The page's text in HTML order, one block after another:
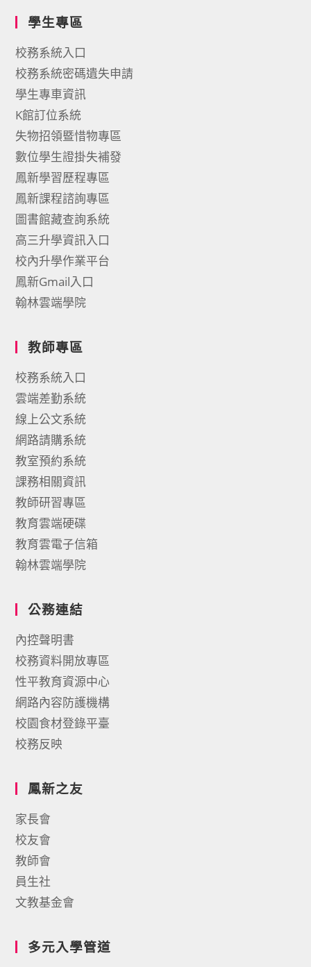
學生專區
校務系統入口
校務系統密碼遺失申請
學生專車資訊
K館訂位系統
失物招領暨惜物專區
數位學生證掛失補發
鳳新學習歷程專區
鳳新課程諮詢專區
圖書館藏查詢系統
高三升學資訊入口
校內升學作業平台
鳳新Gmail入口
翰林雲端學院
教師專區
校務系統入口
雲端差勤系統
線上公文系統
網路請購系統
教室預約系統
課務相關資訊
教師研習專區
教育雲端硬碟
教育雲電子信箱
翰林雲端學院
公務連結
內控聲明書
校務資料開放專區
性平教育資源中心
網路內容防護機構
校園食材登錄平臺
校務反映
鳳新之友
家長會
校友會
教師會
員生社
文教基金會
多元入學管道